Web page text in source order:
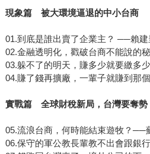
現象篇 被大環境逼退的中小台商
01.到底是誰出賣了企業主？ ──賴建
02.金融透明化，戳破台商不能說的
03.躲不了的明天，賺多少就要繳多
04.賺了錢再擴廠，一輩子就賺到那
實戰篇 全球財稅新局，台灣要奪勢
05.流浪台商，何時能結束遊牧？──
06.保守的軍公教長輩教不出會跟銀